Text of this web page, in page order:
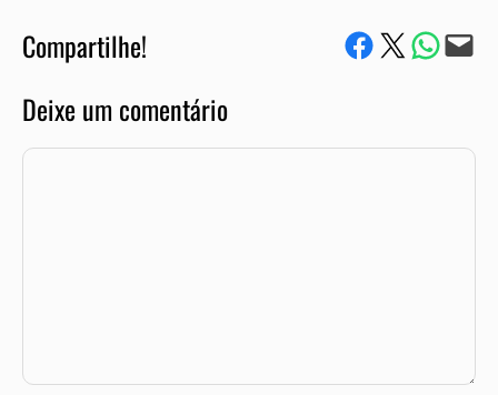
Compartilhe! Compartilhe no Facebook
Compartilhe no Twitter
Compartile via
Envie via e-mail
Deixe um comentário
Comentário